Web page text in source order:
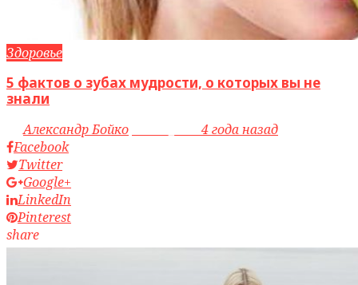
Здоровье
5 фактов о зубах мудрости, о которых вы не
знали
byАлександр Бойко
4 года назад
Facebook
Twitter
Google+
LinkedIn
Pinterest
share